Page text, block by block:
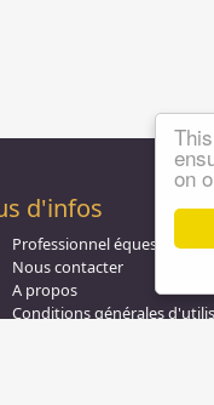
on
d'infos
Professionnel équestre,
Nous contacter
A propos
Conditions générales